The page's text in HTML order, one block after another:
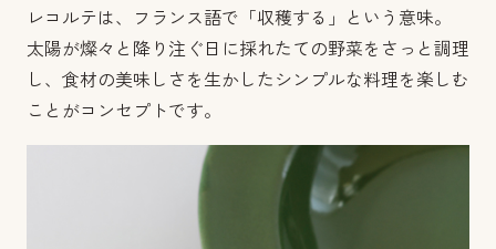
レコルテは、フランス語で「収穫する」という意味。
太陽が燦々と降り注ぐ日に採れたての野菜をさっと調理
し、食材の美味しさを生かしたシンプルな料理を楽しむ
ことがコンセプトです。